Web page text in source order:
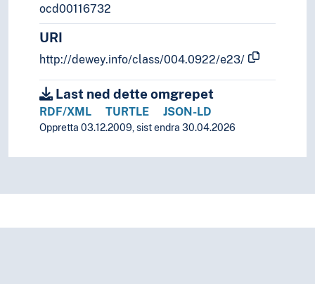
ocd00116732
URI
http://dewey.info/class/004.0922/e23/
Last ned dette omgrepet
RDF/XML TURTLE JSON-LD
Oppretta 03.12.2009, sist endra 30.04.2026